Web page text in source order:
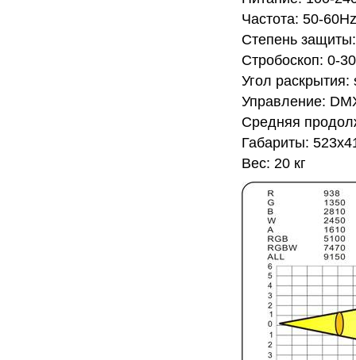
Частота: 50-60Hz
Степень
Стробоскоп: 0-
Угол раскрытия:
Управление:
Средняя
Габариты:
Вес: 20 кг